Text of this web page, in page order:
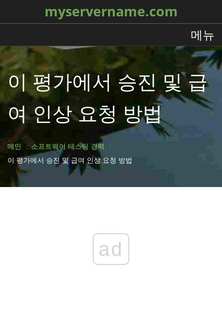
myservername.com
메뉴
이 평가에서 승진 및 급
여 인상 요청 방법
메인
소프트웨어 테스팅 경력
이 평가에서 승진 및 급여 인상 요청 방법
ad